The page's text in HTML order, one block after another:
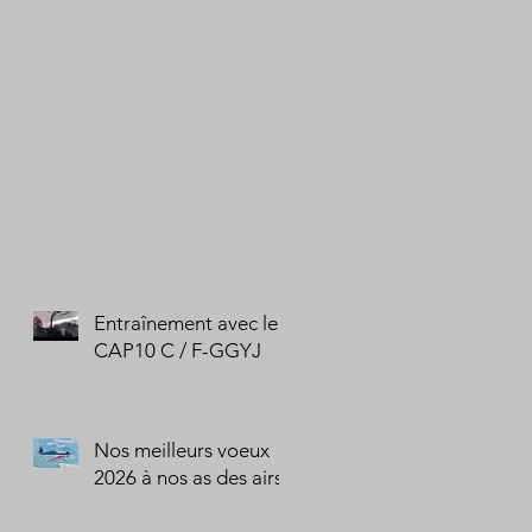
Entraînement avec le
CAP10 C / F-GGYJ
Nos meilleurs voeux
2026 à nos as des airs